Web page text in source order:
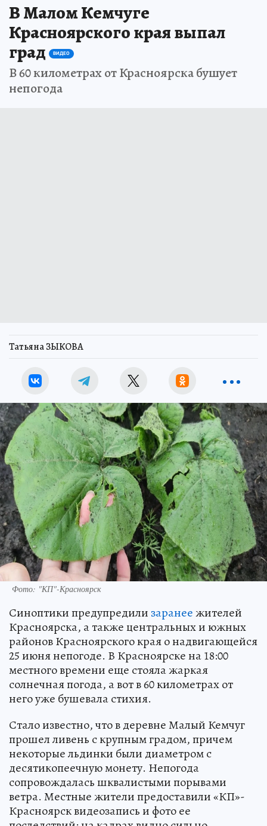
В Малом Кемчуге
Красноярского края выпал
град
ВИДЕО
В 60 километрах от Красноярска бушует
непогода
Татьяна ЗЫКОВА
Фото: "КП"-Красноярск
Синоптики предупредили заранеежителей
Красноярска, а также центральных и южных
районов Красноярского края о надвигающейся
25 июня непогоде. В Красноярске на 18:00
местного времени еще стояла жаркая
солнечная погода, а вот в 60 километрах от
него уже бушевала стихия.
Стало известно, что в деревне Малый Кемчуг
прошел ливень с крупным градом, причем
некоторые льдинки были диаметром с
десятикопеечную монету. Непогода
сопровождалась шквалистыми порывами
ветра. Местные жители предоставили «КП»-
Красноярск видеозапись и фото ее